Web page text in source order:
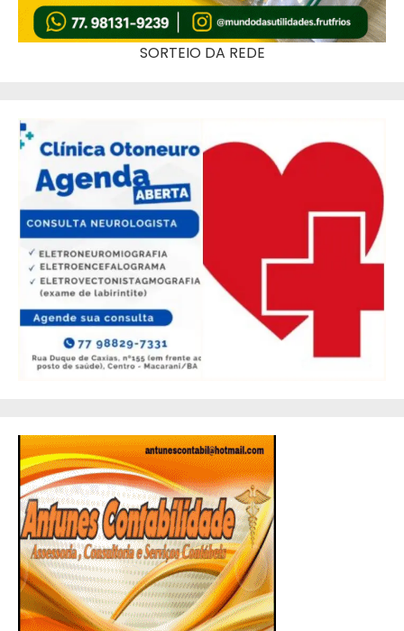
SORTEIO DA REDE